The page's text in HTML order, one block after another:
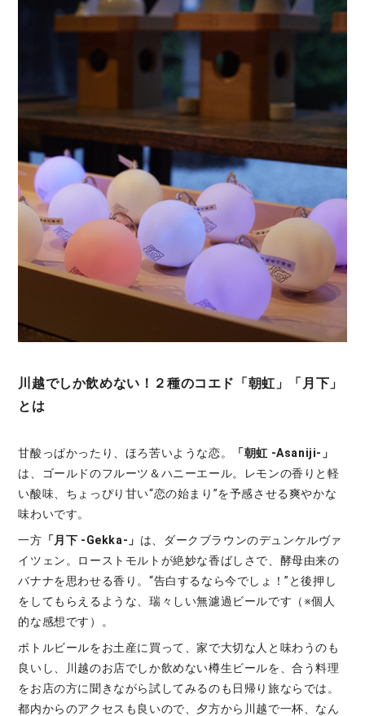
川越でしか飲めない！２種のコエド「朝虹」「月下」
とは
甘酸っぱかったり、ほろ苦いような恋。
「朝虹 -Asaniji-」
は、ゴールドのフルーツ＆ハニーエール。レモンの香りと軽
い酸味、ちょっぴり甘い“恋の始まり”を予感させる爽やかな
味わいです。
一方 「月下 -Gekka-」 は、ダークブラウンのデュンケルヴァ
イツェン。ローストモルトが絶妙な香ばしさで、酵母由来の
バナナを思わせる香り。“告白するなら今でしょ！”と後押し
をしてもらえるような、瑞々しい無濾過ビールです（※個人
的な感想です）。
ボトルビールをお土産に買って、家で大切な人と味わうのも
良いし、川越のお店でしか飲めない樽生ビールを、合う料理
をお店の方に聞きながら試してみるのも日帰り旅ならでは。
都内からのアクセスも良いので、夕方から川越で一杯、なん